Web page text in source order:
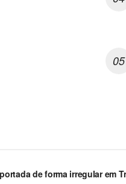
de forma irregular em